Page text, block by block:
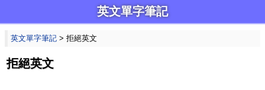
英文單字筆記
英文單字筆記 > 拒絕英文
拒絕英文